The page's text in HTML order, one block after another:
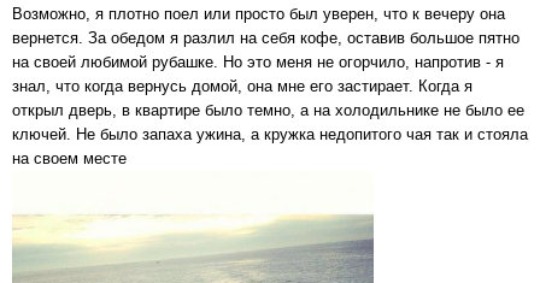
Возможно, я плотно поел или просто был уверен, что к вечеру она
вернется. За обедом я разлил на себя кофе, оставив большое пятно
на своей любимой рубашке. Но это меня не огорчило, напротив - я
знал, что когда вернусь домой, она мне его застирает. Когда я
открыл дверь, в квартире было темно, а на холодильнике не было ее
ключей. Не было запаха ужина, а кружка недопитого чая так и стояла
на своем месте